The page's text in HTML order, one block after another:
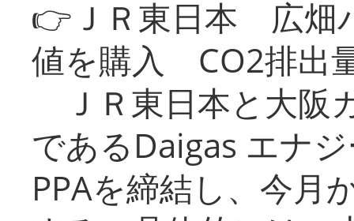
👉ＪＲ東日本 広畑
値を購入 CO2排出
ＪＲ東日本と大阪
であるDaigas エナ
PPAを締結し、今月